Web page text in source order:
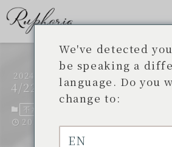
介紹化妝品品牌
2024
4/22
不為人知的開發故事
2024 年 2 月 12 日。
We've detected
be speaking a
language. Do you
change to:
EN